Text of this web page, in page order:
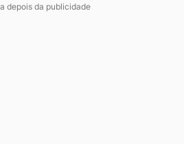
depois da publicidade